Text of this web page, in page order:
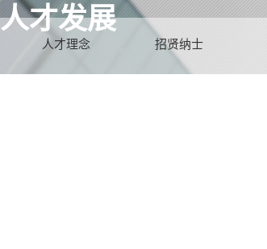
人才发展
人才理念 招贤纳士